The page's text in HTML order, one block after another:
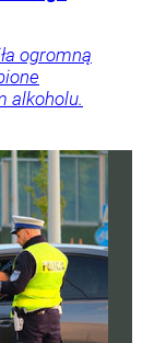
ogromną
alkoholu.